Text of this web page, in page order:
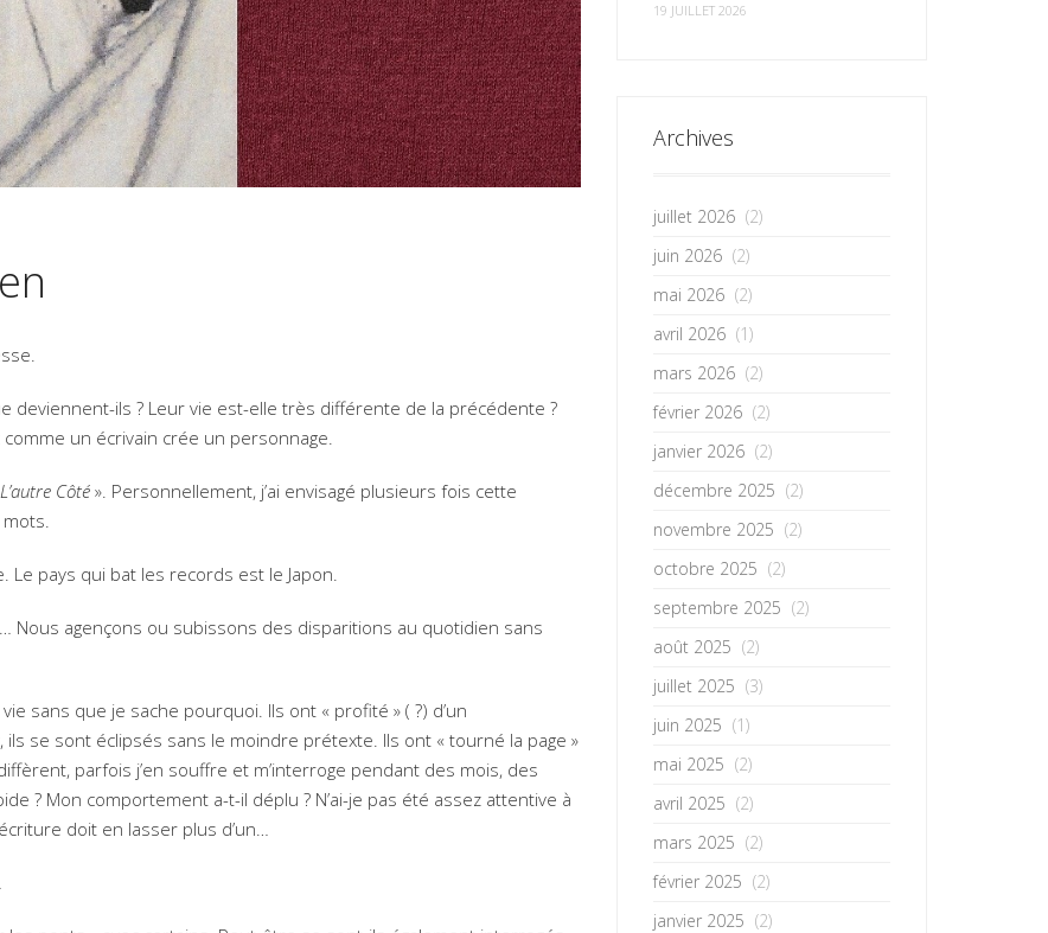
deviennent-ils ? Leur vie est-elle très différente de la précédente ?
un écrivain crée un personnage.
L’autre Côté ». Personnellement, j’ai envisagé plusieurs fois cette
Le pays qui bat les records est le Japon.
agençons ou subissons des disparitions au quotidien sans
sans que je sache pourquoi. Ils ont « profité » ( ?) d’un
se sont éclipsés sans le moindre prétexte. Ils ont « tourné la page »
parfois j’en souffre et m’interroge pendant des mois, des
? Mon comportement a-t-il déplu ? N’ai-je pas été assez attentive à
doit en lasser plus d’un…
19 JUILLET 2026
Archives
juillet 2026 (2)
juin 2026 (2)
mai 2026 (2)
avril 2026 (1)
mars 2026 (2)
février 2026 (2)
janvier 2026 (2)
décembre 2025 (2)
novembre 2025 (2)
octobre 2025 (2)
septembre 2025 (2)
août 2025 (2)
juillet 2025 (3)
juin 2025 (1)
mai 2025 (2)
avril 2025 (2)
mars 2025 (2)
février 2025 (2)
janvier 2025 (2)